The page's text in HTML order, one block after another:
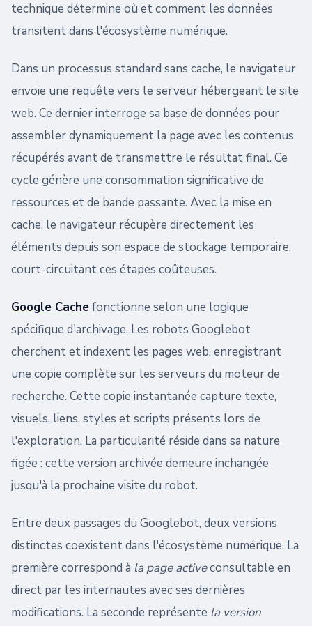
technique détermine où et comment les données
transitent dans l'écosystème numérique.
Dans un processus standard sans cache, le navigateur
envoie une requête vers le serveur hébergeant le site
web. Ce dernier interroge sa base de données pour
assembler dynamiquement la page avec les contenus
récupérés avant de transmettre le résultat final. Ce
cycle génère une consommation significative de
ressources et de bande passante. Avec la mise en
cache, le navigateur récupère directement les
éléments depuis son espace de stockage temporaire,
court-circuitant ces étapes coûteuses.
Google Cachefonctionne selon une logique
spécifique d'archivage. Les robots Googlebot
cherchent et indexent les pages web, enregistrant
une copie complète sur les serveurs du moteur de
recherche. Cette copie instantanée capture texte,
visuels, liens, styles et scripts présents lors de
l'exploration. La particularité réside dans sa nature
figée : cette version archivée demeure inchangée
jusqu'à la prochaine visite du robot.
Entre deux passages du Googlebot, deux versions
distinctes coexistent dans l'écosystème numérique. La
première correspond à la page activeconsultable en
direct par les internautes avec ses dernières
modifications. La seconde représente la version